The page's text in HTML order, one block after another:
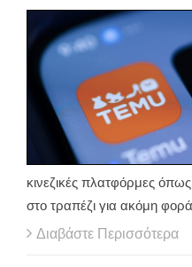
κινεζικές πλατφόρμες
στο τραπέζι για ακόμη
Διαβάστε Περισσότερα